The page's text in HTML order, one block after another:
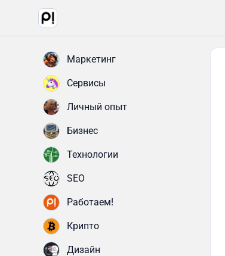
Маркетинг
Сервисы
Личный опыт
Бизнес
Технологии
SEO
Работаем!
Крипто
Дизайн